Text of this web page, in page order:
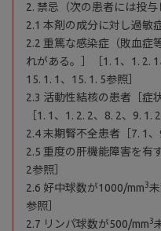
2. 禁忌（次の患者には投与
2.1 本剤の成分に対し過敏
2.2 重篤な感染症（敗血症
れがある。］［1. 1、1. 2. 1
15. 1. 1、15. 1. 5参照］
2.3 活動性結核の患者［症
［1. 1、1. 2. 2、8. 2、9. 1.
2.4 末期腎不全患者［7. 1、
2.5 重度の肝機能障害を有
2参照］
2.6 好中球数が1000/mm3
参照］
2.7 リンパ球数が500/mm3